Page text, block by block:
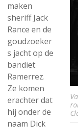
maken
sheriff Jack
Rance en de
goudzoeker
s jacht op de
bandiet
Ramerrez.
Ze komen
erachter dat
hij onder de
naam Dick